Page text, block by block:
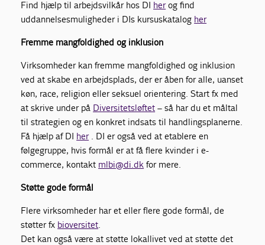
Find hjælp til arbejdsvilkår hos DI herog find
uddannelsesmuligheder i DIs kursuskatalog her
Fremme mangfoldighed og inklusion
Virksomheder kan fremme mangfoldighed og inklusion
ved at skabe en arbejdsplads, der er åben for alle, uanset
køn, race, religion eller seksuel orientering. Start fx med
at skrive under på Diversitetsløftet – så har du et måltal
til strategien og en konkret indsats til handlingsplanerne.
Få hjælp af DI her. DI er også ved at etablere en
følgegruppe, hvis formål er at få flere kvinder i e-
commerce, kontakt mlbi@di.dk for mere.
Støtte gode formål
Flere virksomheder har et eller flere gode formål, de
støtter fx bioversitet.
Det kan også være at støtte lokallivet ved at støtte det